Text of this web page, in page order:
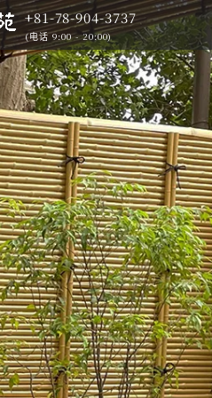
+81-78-904-3737
(电话 9:00 - 20:00)